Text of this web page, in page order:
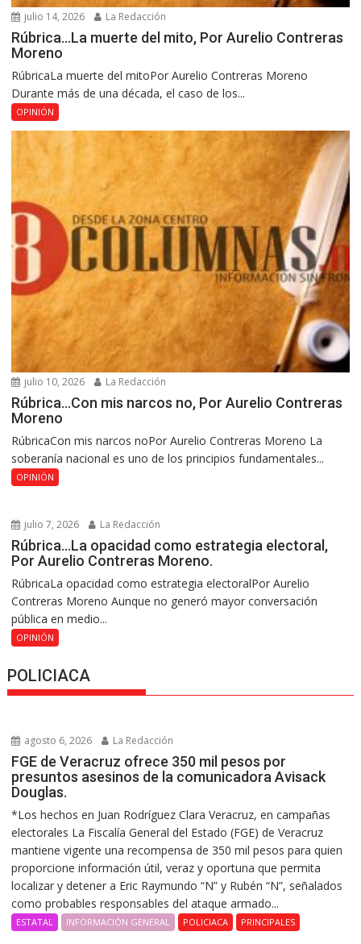
julio 14, 2026 La Redacción
Rúbrica…La muerte del mito, Por Aurelio Contreras
Moreno
RúbricaLa muerte del mitoPor Aurelio Contreras Moreno
Durante más de una década, el caso de los...
OPINIÓN
julio 10, 2026 La Redacción
Rúbrica…Con mis narcos no, Por Aurelio Contreras
Moreno
RúbricaCon mis narcos noPor Aurelio Contreras Moreno La
soberanía nacional es uno de los principios fundamentales...
OPINIÓN
julio 7, 2026 La Redacción
Rúbrica…La opacidad como estrategia electoral,
Por Aurelio Contreras Moreno.
RúbricaLa opacidad como estrategia electoralPor Aurelio
Contreras Moreno Aunque no generó mayor conversación
pública en medio...
OPINIÓN
POLICIACA
agosto 6, 2026 La Redacción
FGE de Veracruz ofrece 350 mil pesos por
presuntos asesinos de la comunicadora Avisack
Douglas.
*Los hechos en Juan Rodríguez Clara Veracruz, en campañas
electorales La Fiscalía General del Estado (FGE) de Veracruz
mantiene vigente una recompensa de 350 mil pesos para quien
proporcione información útil, veraz y oportuna que permita
localizar y detener a Eric Raymundo “N” y Rubén “N”, señalados
como probables responsables del ataque armado...
ESTATAL INFORMACIÓN GENERAL POLICIACA PRINCIPALES